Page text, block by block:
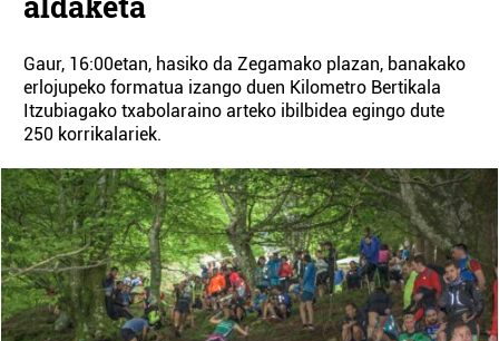
Gaur, 16:00etan, hasiko da Zegamako plazan, banakako
erlojupeko formatua izango duen Kilometro Bertikala
Itzubiagako txabolaraino arteko ibilbidea egingo dute
250 korrikalariek.